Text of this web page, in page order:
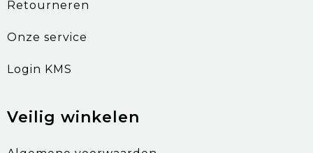
Retourneren
Onze service
Login KMS
Veilig winkelen